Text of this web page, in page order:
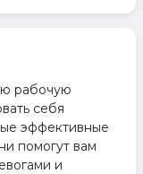
рабочую
себя
эффективные
помогут вам
и